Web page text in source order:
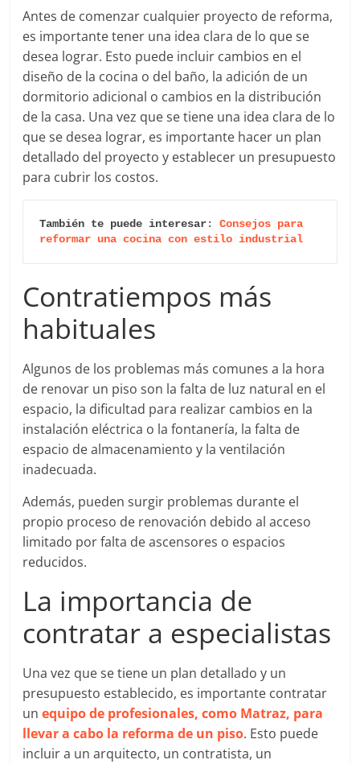
Antes de comenzar cualquier proyecto de reforma,
es importante tener una idea clara de lo que se
desea lograr. Esto puede incluir cambios en el
diseño de la cocina o del baño, la adición de un
dormitorio adicional o cambios en la distribución
de la casa. Una vez que se tiene una idea clara de lo
que se desea lograr, es importante hacer un plan
detallado del proyecto y establecer un presupuesto
para cubrir los costos.
También te puede interesar: Consejos para
reformar una cocina con estilo industrial
Contratiempos más
habituales
Algunos de los problemas más comunes a la hora
de renovar un piso son la falta de luz natural en el
espacio, la dificultad para realizar cambios en la
instalación eléctrica o la fontanería, la falta de
espacio de almacenamiento y la ventilación
inadecuada.
Además, pueden surgir problemas durante el
propio proceso de renovación debido al acceso
limitado por falta de ascensores o espacios
reducidos.
La importancia de
contratar a especialistas
Una vez que se tiene un plan detallado y un
presupuesto establecido, es importante contratar
unequipo de profesionales, como Matraz, para
llevar a cabo la reforma de un piso. Esto puede
incluir a un arquitecto, un contratista, un